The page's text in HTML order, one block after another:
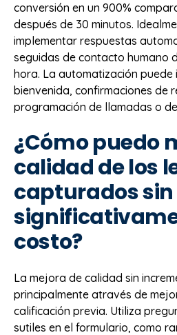
conversión en un 900%
después de 30 minutos.
implementar respuestas
seguidas de contacto humano
hora. La automatización puede
bienvenida, confirmaciones de
programación de llamadas o
¿Cómo puedo
calidad de los
capturados
costo?
La mejora de calidad sin
principalmente através de
calificación previa. Utiliza
sutiles en el formulario, como